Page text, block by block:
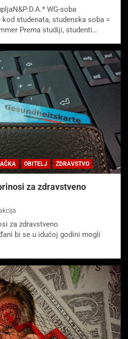
WG-soba
studenata, studenska soba =
Prema studiji, studenti…
OBITELJ ZDRAVSTVO
za zdravstveno
za zdravstveno
bi se u idućoj godini mogli